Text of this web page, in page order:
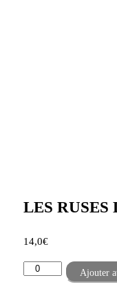
LES RUSES
14,0€
quantité
Ajouter